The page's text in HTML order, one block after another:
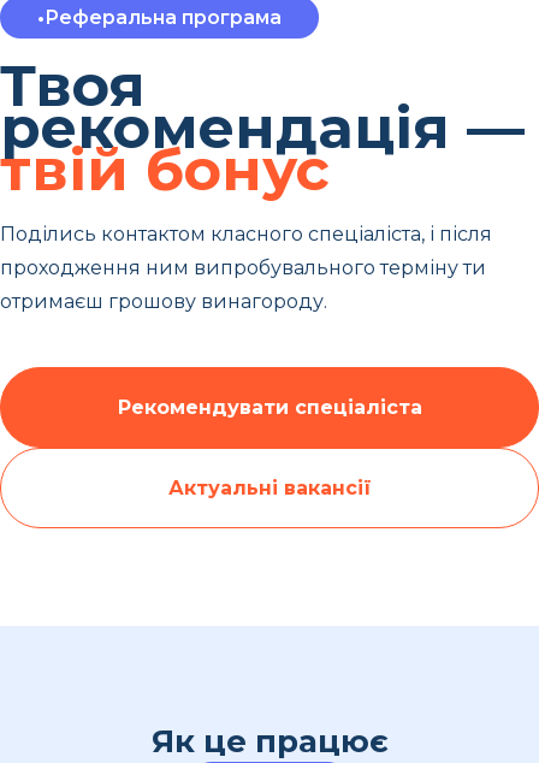
•Реферальна програма
Твоя
рекомендація —
твій бонус
Поділись контактом класного спеціаліста, і після
проходження ним випробувального терміну ти
отримаєш грошову винагороду.
Рекомендувати спеціаліста
Актуальні вакансії
Як це працює